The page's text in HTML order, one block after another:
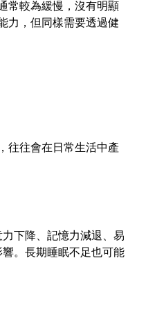
常較為緩慢，沒有明顯
力，但同樣需要透過健
往往會在日常生活中產
下降、記憶力減退、易
。長期睡眠不足也可能